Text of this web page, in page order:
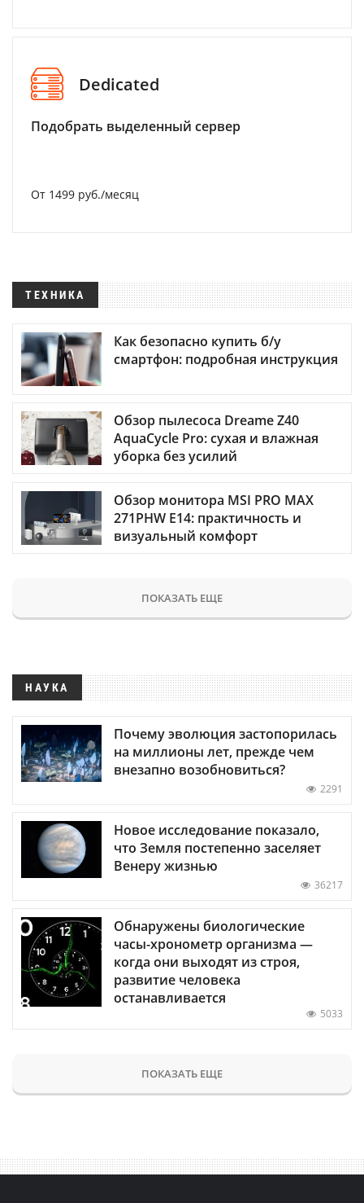
Dedicated
Подобрать выделенный сервер
От 1499 руб./месяц
ТЕХНИКА
Как безопасно купить б/у
смартфон: подробная инструкция
Обзор пылесоса Dreame Z40
AquaCycle Pro: сухая и влажная
уборка без усилий
Обзор монитора MSI PRO MAX
271PHW E14: практичность и
визуальный комфорт
ПОКАЗАТЬ ЕЩЕ
НАУКА
Почему эволюция застопорилась
на миллионы лет, прежде чем
внезапно возобновиться?
2291
Новое исследование показало,
что Земля постепенно заселяет
Венеру жизнью
36217
Обнаружены биологические
часы-хронометр организма —
когда они выходят из строя,
развитие человека
останавливается
5033
ПОКАЗАТЬ ЕЩЕ